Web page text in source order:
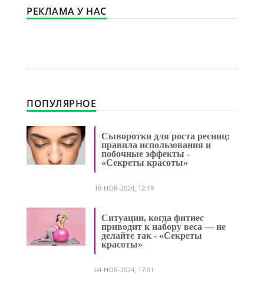
РЕКЛАМА У НАС
ПОПУЛЯРНОЕ
Сыворотки для роста ресниц:
правила использования и
побочные эффекты -
«Секреты красоты»
18-НОЯ-2024, 12:19
Ситуации, когда фитнес
приводит к набору веса — не
делайте так - «Секреты
красоты»
04-НОЯ-2024, 17:01